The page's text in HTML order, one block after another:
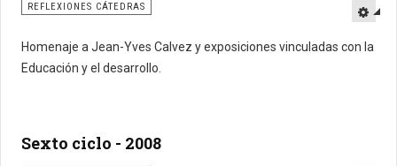
REFLEXIONES CÁTEDRAS
Homenaje a Jean-Yves Calvez y exposiciones vinculadas con la
Educación y el desarrollo.
Sexto ciclo - 2008